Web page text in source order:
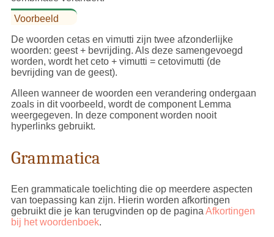
Voorbeeld
De woorden cetas en vimutti zijn twee afzonderlijke
woorden: geest + bevrijding. Als deze samengevoegd
worden, wordt het ceto + vimutti = cetovimutti (de
bevrijding van de geest).
Alleen wanneer de woorden een verandering ondergaan
zoals in dit voorbeeld, wordt de component Lemma
weergegeven. In deze component worden nooit
hyperlinks gebruikt.
Grammatica
Een grammaticale toelichting die op meerdere aspecten
van toepassing kan zijn. Hierin worden afkortingen
gebruikt die je kan terugvinden op de pagina Afkortingen
bij het woordenboek.